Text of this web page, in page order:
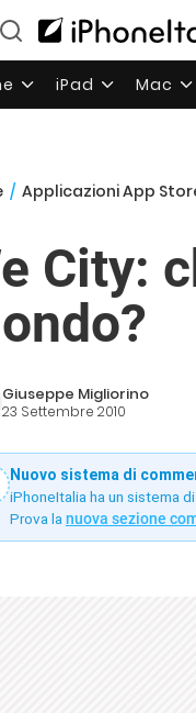
iPad Mac
/ Applicazioni App
City:
Giuseppe Migliorino
23 Settembre 2010
Nuovo sistema di
iPhoneItalia ha un sistema
Prova la nuova sezione